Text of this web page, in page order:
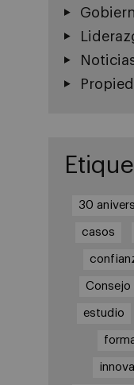
30
casos
Consejo
estudio